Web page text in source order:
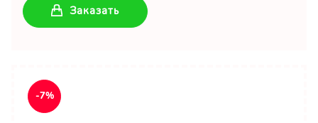
Заказать
-7%